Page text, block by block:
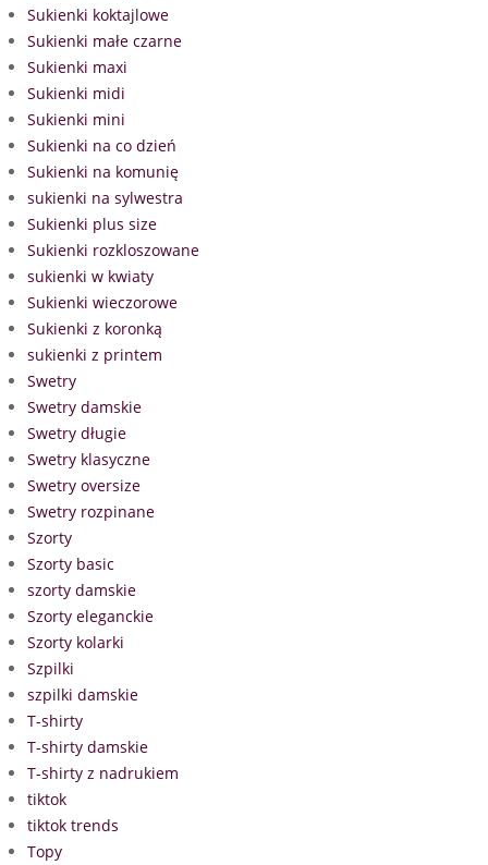
Sukienki koktajlowe
Sukienki małe czarne
Sukienki maxi
Sukienki midi
Sukienki mini
Sukienki na co dzień
Sukienki na komunię
sukienki na sylwestra
Sukienki plus size
Sukienki rozkloszowane
sukienki w kwiaty
Sukienki wieczorowe
Sukienki z koronką
sukienki z printem
Swetry
Swetry damskie
Swetry długie
Swetry klasyczne
Swetry oversize
Swetry rozpinane
Szorty
Szorty basic
szorty damskie
Szorty eleganckie
Szorty kolarki
Szpilki
szpilki damskie
T-shirty
T-shirty damskie
T-shirty z nadrukiem
tiktok
tiktok trends
Topy